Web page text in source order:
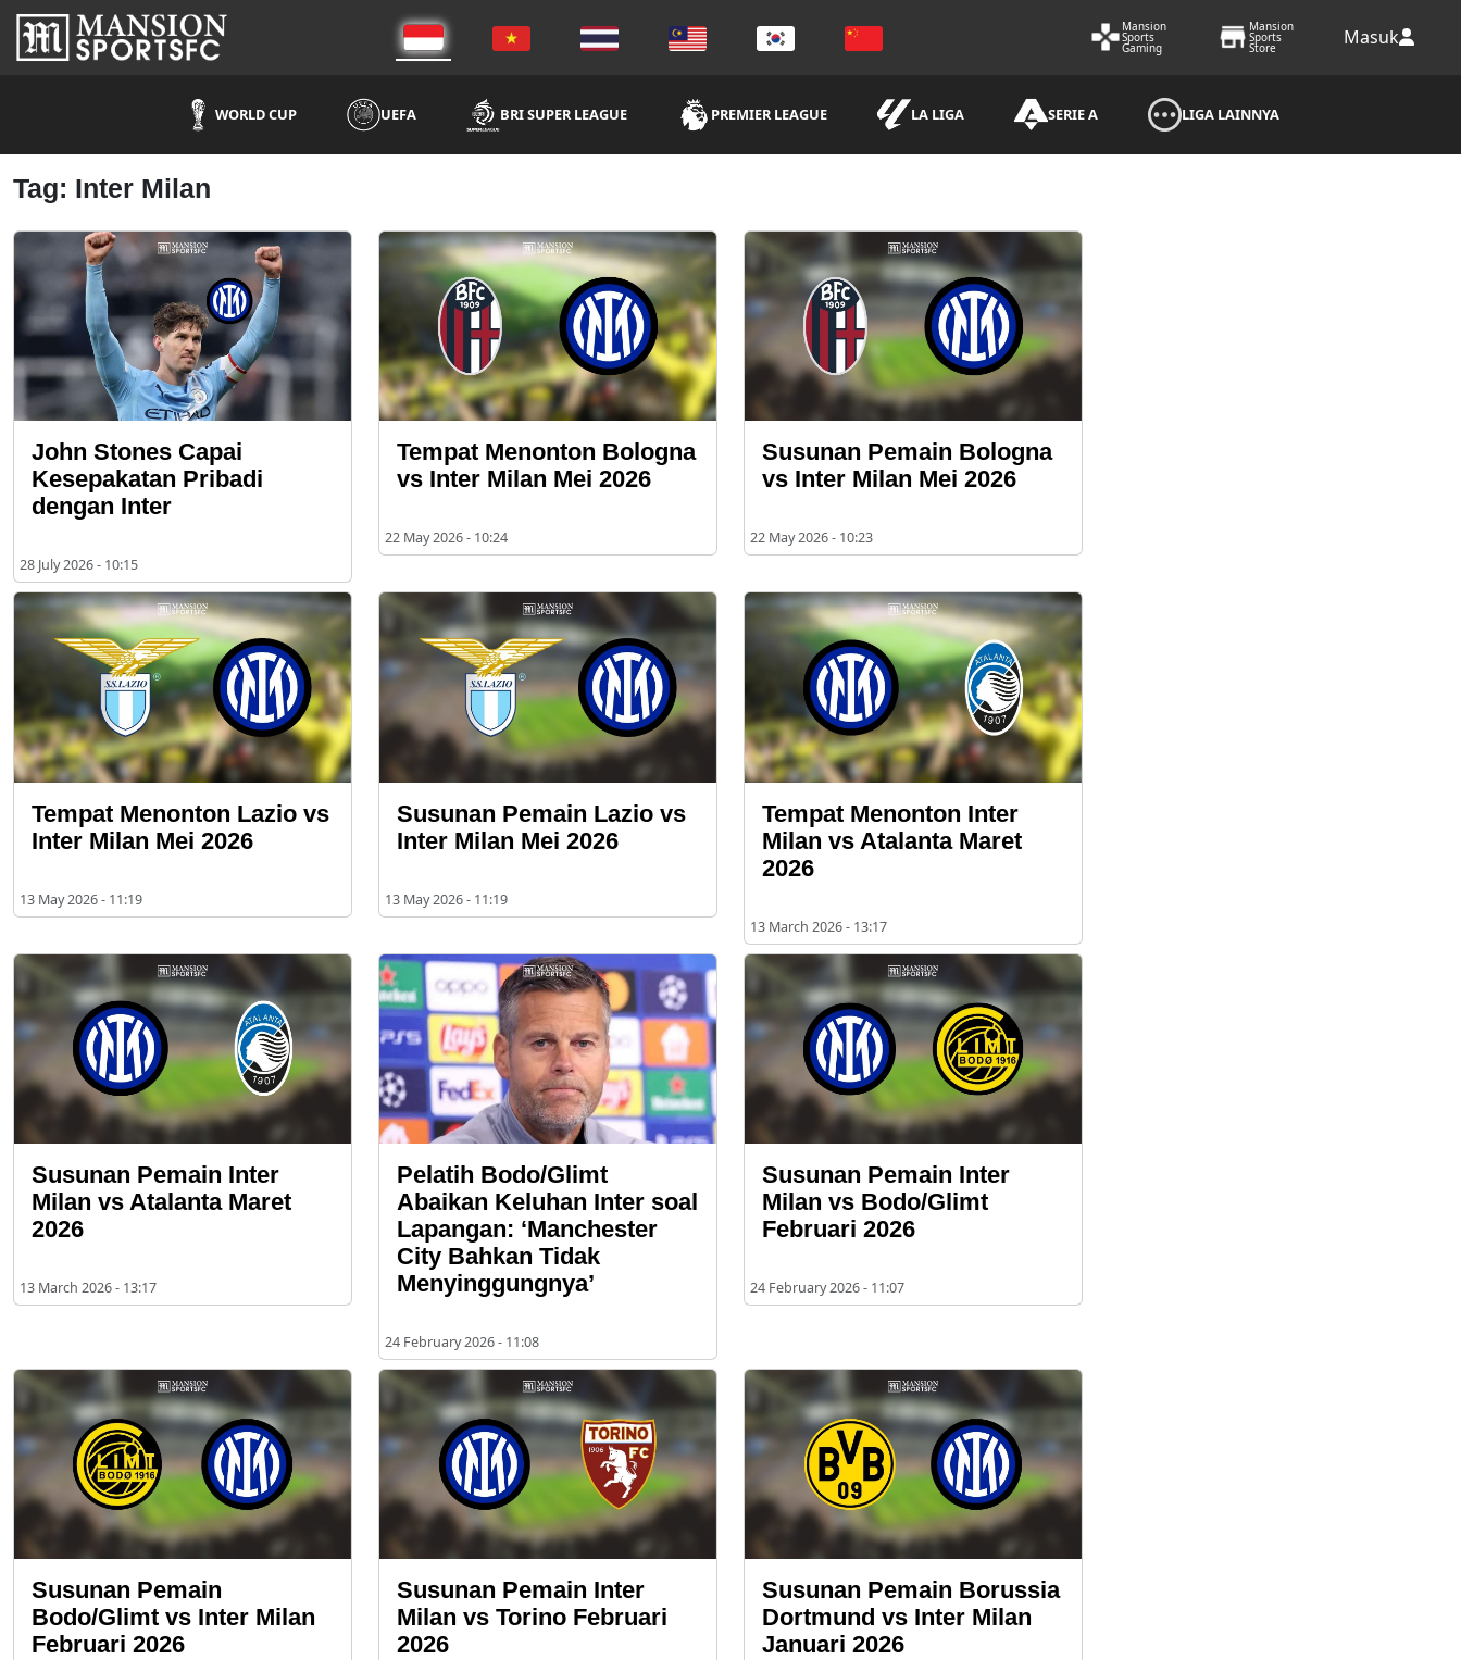
Mansion
Sports
Gaming
Mansion
Sports
Store Masuk
WORLD CUP UEFA BRI SUPER LEAGUE PREMIER LEAGUE LA LIGA SERIE A LIGA LAINNYA
Tag: Inter Milan
John Stones Capai
Kesepakatan Pribadi
dengan Inter
28 July 2026 - 10:15
Tempat Menonton Bologna
vs Inter Milan Mei 2026
22 May 2026 - 10:24
Susunan Pemain Bologna
vs Inter Milan Mei 2026
22 May 2026 - 10:23
Tempat Menonton Lazio vs
Inter Milan Mei 2026
13 May 2026 - 11:19
Susunan Pemain Lazio vs
Inter Milan Mei 2026
13 May 2026 - 11:19
Tempat Menonton Inter
Milan vs Atalanta Maret
2026
13 March 2026 - 13:17
Susunan Pemain Inter
Milan vs Atalanta Maret
2026
13 March 2026 - 13:17
Pelatih Bodo/Glimt
Abaikan Keluhan Inter soal
Lapangan: ‘Manchester
City Bahkan Tidak
Menyinggungnya’
24 February 2026 - 11:08
Susunan Pemain Inter
Milan vs Bodo/Glimt
Februari 2026
24 February 2026 - 11:07
Susunan Pemain
Bodo/Glimt vs Inter Milan
Februari 2026
Susunan Pemain Inter
Milan vs Torino Februari
2026
Susunan Pemain Borussia
Dortmund vs Inter Milan
Januari 2026